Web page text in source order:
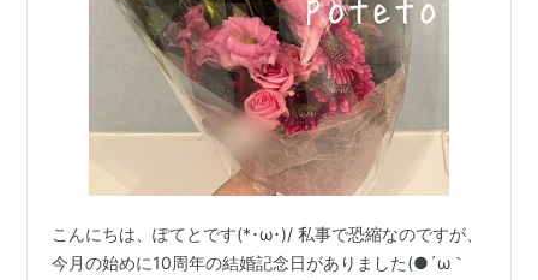
こんにちは、ぽてとです(*･ω･)/ 私事で恐縮なのですが、
今月の始めに10周年の結婚記念日がありました(●´ω｀